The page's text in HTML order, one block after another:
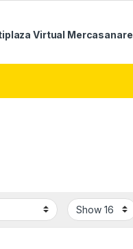
Virtual Mercasanare